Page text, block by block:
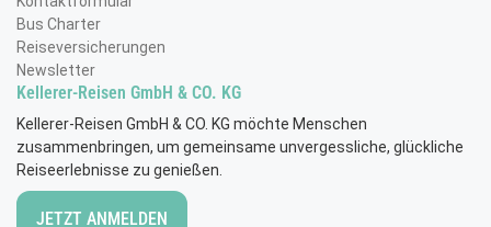
Bus Charter
Reiseversicherungen
Newsletter
Kellerer-Reisen GmbH & CO. KG
Kellerer-Reisen GmbH & CO. KG möchte Menschen
zusammenbringen, um gemeinsame unvergessliche, glückliche
Reiseerlebnisse zu genießen.
JETZT ANMELDEN